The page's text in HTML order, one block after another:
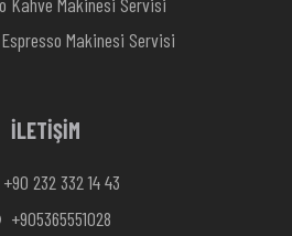
Makinesi Servisi
İLETİŞİM
+90 232 332 14 43
+905365551028